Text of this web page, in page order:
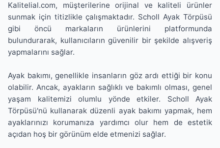
Kalitelial.com, müşterilerine orijinal ve kaliteli ürünler
sunmak için titizlikle çalışmaktadır. Scholl Ayak Törpüsü
gibi öncü markaların ürünlerini platformunda
bulundurarak, kullanıcıların güvenilir bir şekilde alışveriş
yapmalarını sağlar.
Ayak bakımı, genellikle insanların göz ardı ettiği bir konu
olabilir. Ancak, ayakların sağlıklı ve bakımlı olması, genel
yaşam kalitemizi olumlu yönde etkiler. Scholl Ayak
Törpüsü'nü kullanarak düzenli ayak bakımı yapmak, hem
ayaklarınızı korumanıza yardımcı olur hem de estetik
açıdan hoş bir görünüm elde etmenizi sağlar.